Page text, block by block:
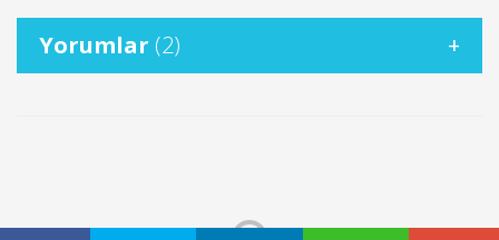
Yorumlar (2)